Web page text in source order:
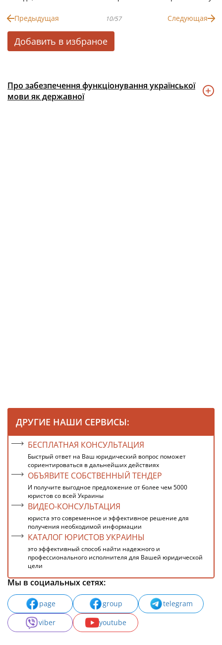
Предыдущая 10/57 Следующая
Добавить в избраное
Про забезпечення функціонування української
мови як державної
ДРУГИЕ НАШИ СЕРВИСЫ:
БЕСПЛАТНАЯ КОНСУЛЬТАЦИЯ
Быстрый ответ на Ваш юридический вопрос поможет
сориентироваться в дальнейших действиях
ОБЪЯВИТЕ СОБСТВЕННЫЙ ТЕНДЕР
И получите выгодное предложение от более чем 5000
юристов со всей Украины
ВИДЕО-КОНСУЛЬТАЦИЯ
юриста это современное и эффективное решение для
получения необходимой информации
КАТАЛОГ ЮРИСТОВ УКРАИНЫ
это эффективный способ найти надежного и
профессионального исполнителя для Вашей юридической
цели
Мы в социальных сетях:
page group
telegram
viber
youtube